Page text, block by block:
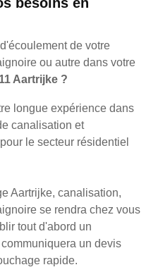
de votre
ou autre dans votre
Aartrijke ?
longue expérience dans
canalisation et
le secteur résidentiel
Aartrijke, canalisation,
se rendra chez vous
tout d'abord un
un devis
rapide.